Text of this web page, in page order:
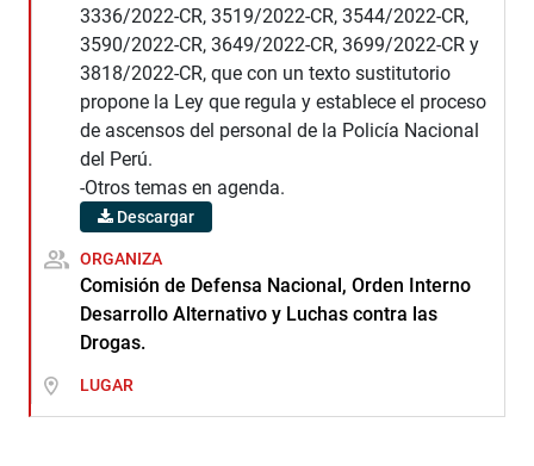
3336/2022-CR, 3519/2022-CR, 3544/2022-CR,
3590/2022-CR, 3649/2022-CR, 3699/2022-CR y
3818/2022-CR, que con un texto sustitutorio
propone la Ley que regula y establece el proceso
de ascensos del personal de la Policía Nacional
del Perú.
-Otros temas en agenda.
Descargar
ORGANIZA
Comisión de Defensa Nacional, Orden Interno
Desarrollo Alternativo y Luchas contra las
Drogas.
LUGAR